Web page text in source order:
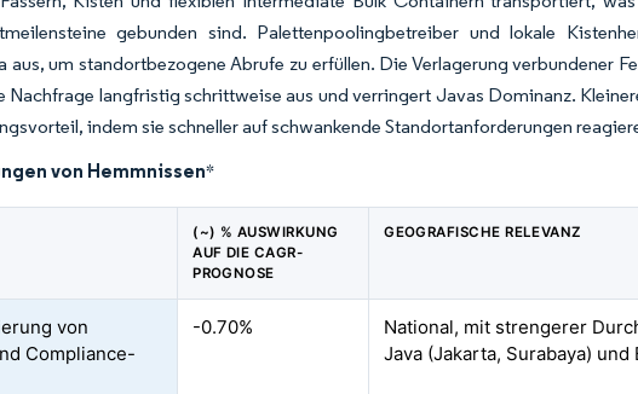
gebunden sind. Palettenpoolingbetreiber und lokale
aus, um standortbezogene Abrufe zu erfüllen. Die Verlagerung verbundener
langfristig schrittweise aus und verringert Javas Dominanz.
indem sie schneller auf schwankende Standortanforderungen
von Hemmnissen*
(~) % AUSWIRKUNG
AUF DIE CAGR-
PROGNOSE
GEOGRAFISCHE RELEVANZ
von
Compliance-
-0.70%
National, mit strengerer
Java (Jakarta, Surabaya) und